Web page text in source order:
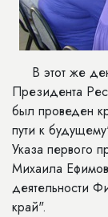
В этот же
Президента
был проведен
пути к
Указа первого
Михаила
деятельности
край".